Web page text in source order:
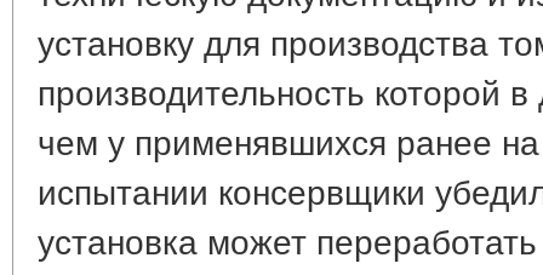
установку для производства
производительность которой
чем у применявшихся ранее
испытании консервщики
установка может